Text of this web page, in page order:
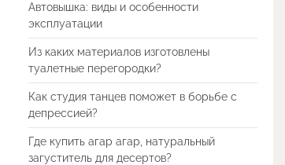
Автовышка: виды и особенности
эксплуатации
Из каких материалов изготовлены
туалетные перегородки?
Как студия танцев поможет в борьбе с
депрессией?
Где купить агар агар, натуральный
загуститель для десертов?